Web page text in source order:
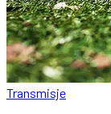
Transmisje